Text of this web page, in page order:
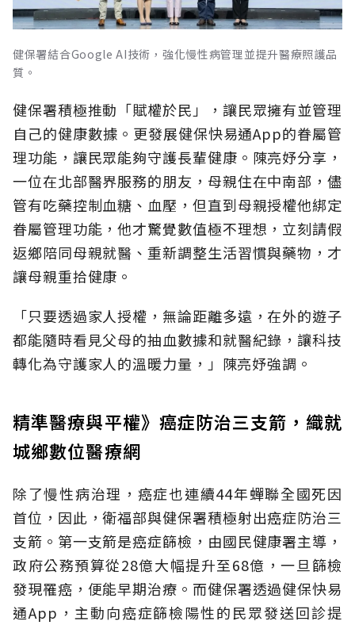
健保署結合Google AI技術，強化慢性病管理並提升醫療照護品
質。
健保署積極推動「賦權於民」，讓民眾擁有並管理
自己的健康數據。更發展健保快易通App的眷屬管
理功能，讓民眾能夠守護長輩健康。陳亮妤分享，
一位在北部醫界服務的朋友，母親住在中南部，儘
管有吃藥控制血糖、血壓，但直到母親授權他綁定
眷屬管理功能，他才驚覺數值極不理想，立刻請假
返鄉陪同母親就醫、重新調整生活習慣與藥物，才
讓母親重拾健康。
「只要透過家人授權，無論距離多遠，在外的遊子
都能隨時看見父母的抽血數據和就醫紀錄，讓科技
轉化為守護家人的溫暖力量，」陳亮妤強調。
精準醫療與平權》癌症防治三支箭，織就
城鄉數位醫療網
除了慢性病治理，癌症也連續44年蟬聯全國死因
首位，因此，衛福部與健保署積極射出癌症防治三
支箭。第一支箭是癌症篩檢，由國民健康署主導，
政府公務預算從28億大幅提升至68億，一旦篩檢
發現罹癌，便能早期治療。而健保署透過健保快易
通App，主動向癌症篩檢陽性的民眾發送回診提